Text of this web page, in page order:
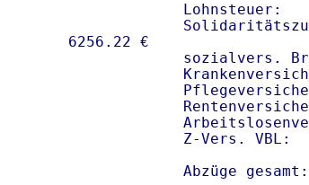
Lohnsteuer:
sozialvers.
Z-Vers.
Abzüge